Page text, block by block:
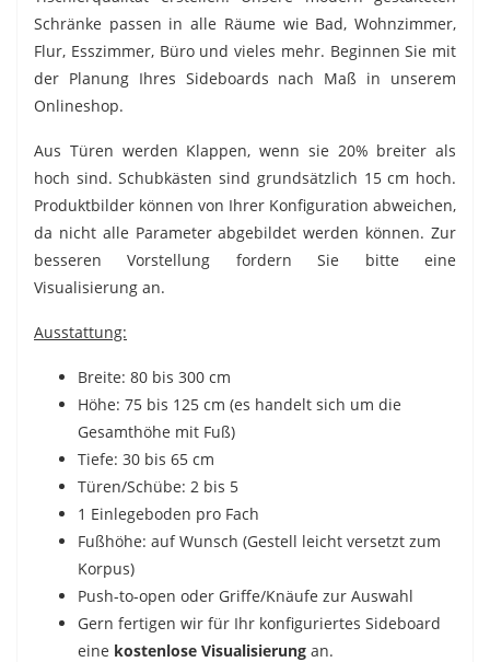
Schränke passen in alle Räume wie Bad, Wohnzimmer,
Flur, Esszimmer, Büro und vieles mehr. Beginnen Sie mit
der Planung Ihres Sideboards nach Maß in unserem
Onlineshop.
Aus Türen werden Klappen, wenn sie 20% breiter als
hoch sind. Schubkästen sind grundsätzlich 15 cm hoch.
Produktbilder können von Ihrer Konfiguration abweichen,
da nicht alle Parameter abgebildet werden können. Zur
besseren Vorstellung fordern Sie bitte eine
Visualisierung an.
Ausstattung:
Breite: 80 bis 300 cm
Höhe: 75 bis 125 cm (es handelt sich um die
Gesamthöhe mit Fuß)
Tiefe: 30 bis 65 cm
Türen/Schübe: 2 bis 5
1 Einlegeboden pro Fach
Fußhöhe: auf Wunsch (Gestell leicht versetzt zum
Korpus)
Push-to-open oder Griffe/Knäufe zur Auswahl
Gern fertigen wir für Ihr konfiguriertes Sideboard
eine kostenlose Visualisierung an.